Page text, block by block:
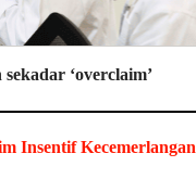
‘overclaim’
Insentif Kecemerlangan